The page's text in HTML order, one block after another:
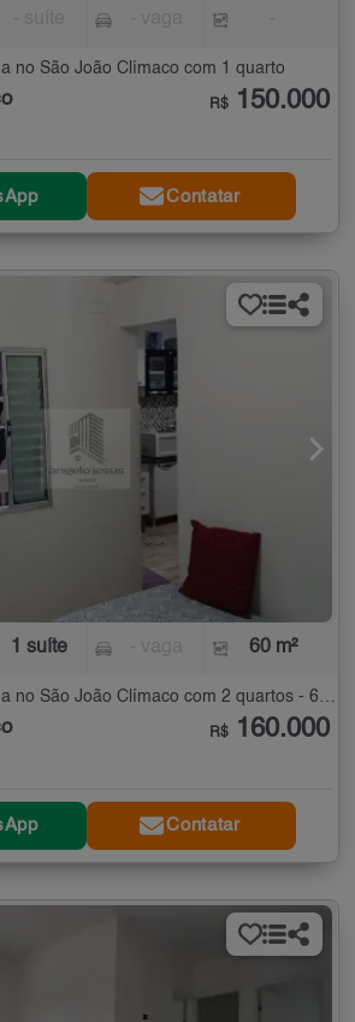
no São João Clímaco com 1 quarto
R$ 150.000
Contatar
1 suíte 60 m²
Casa Térrea à Venda no São João Clímaco com 2 quartos - 60 m²
R$ 160.000
Contatar